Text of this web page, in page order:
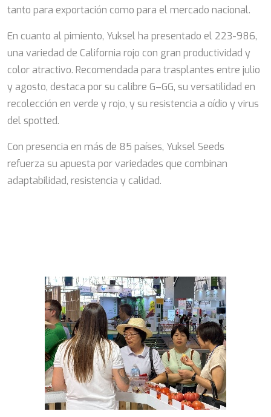
tanto para exportación como para el mercado nacional.
En cuanto al pimiento, Yuksel ha presentado el 223-986,
una variedad de California rojo con gran productividad y
color atractivo. Recomendada para trasplantes entre julio
y agosto, destaca por su calibre G–GG, su versatilidad en
recolección en verde y rojo, y su resistencia a oídio y virus
del spotted.
Con presencia en más de 85 países, Yuksel Seeds
refuerza su apuesta por variedades que combinan
adaptabilidad, resistencia y calidad.